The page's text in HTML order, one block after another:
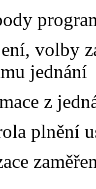
volby
jednání
z
plnění